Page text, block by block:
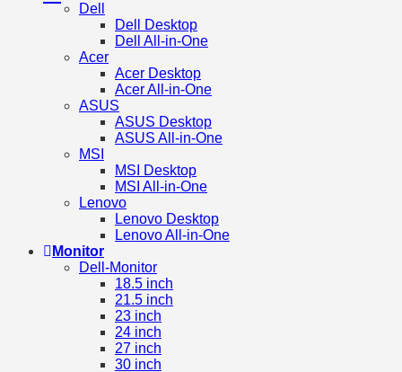
Dell
Dell Desktop
Dell All-in-One
Acer
Acer Desktop
Acer All-in-One
ASUS
ASUS Desktop
ASUS All-in-One
MSI
MSI Desktop
MSI All-in-One
Lenovo
Lenovo Desktop
Lenovo All-in-One
Monitor
Dell-Monitor
18.5 inch
21.5 inch
23 inch
24 inch
27 inch
30 inch